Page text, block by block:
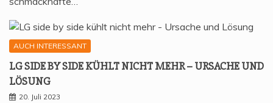
AUCH INTERESSANT
LG SIDE BY SIDE KÜHLT NICHT MEHR – URSA­CHE UND
LÖSUNG
20. Juli 2023